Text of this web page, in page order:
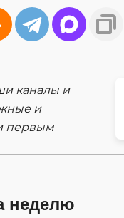
каналы и
и
первым
неделю